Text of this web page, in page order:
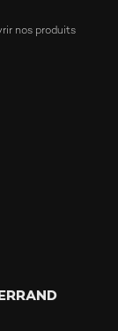
nos produits